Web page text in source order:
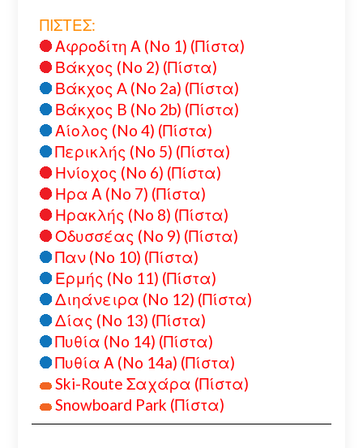
ΠΙΣΤΕΣ:
Αφροδίτη Α (No 1) (Πίστα)
Βάκχος (No 2) (Πίστα)
Βάκχος A (No 2a) (Πίστα)
Βάκχος B (No 2b) (Πίστα)
Αίολος (No 4) (Πίστα)
Περικλής (No 5) (Πίστα)
Ηνίοχος (No 6) (Πίστα)
Ηρα Α (No 7) (Πίστα)
Ηρακλής (No 8) (Πίστα)
Οδυσσέας (No 9) (Πίστα)
Παν (No 10) (Πίστα)
Ερμής (No 11) (Πίστα)
Διηάνειρα (No 12) (Πίστα)
Δίας (No 13) (Πίστα)
Πυθία (No 14) (Πίστα)
Πυθία Α (No 14a) (Πίστα)
Ski-Route Σαχάρα (Πίστα)
Snowboard Park (Πίστα)